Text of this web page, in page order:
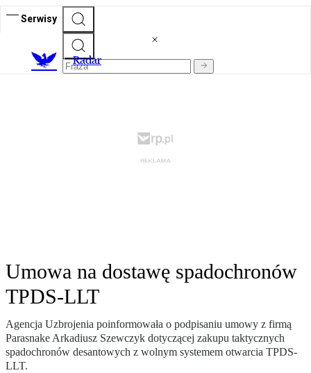
Serwisy
Radar
Umowa na dostawę spadochronów
TPDS-LLT
Agencja Uzbrojenia poinformowała o podpisaniu umowy z firmą
Parasnake Arkadiusz Szewczyk dotyczącej zakupu taktycznych
spadochronów desantowych z wolnym systemem otwarcia TPDS-
LLT.